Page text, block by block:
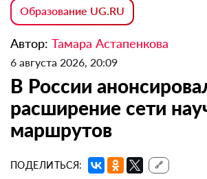
Образование UG.RU
Автор: Тамара Астапенкова
6 августа 2026, 20:09
В России
расширение сети
маршрутов
ПОДЕЛИТЬСЯ: 🔗